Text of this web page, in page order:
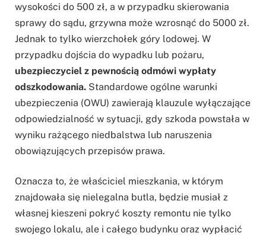
wysokości do 500 zł, a w przypadku skierowania
sprawy do sądu, grzywna może wzrosnąć do 5000 zł.
Jednak to tylko wierzchołek góry lodowej. W
przypadku dojścia do wypadku lub pożaru,
ubezpieczyciel z pewnością odmówi wypłaty
odszkodowania. Standardowe ogólne warunki
ubezpieczenia (OWU) zawierają klauzule wyłączające
odpowiedzialność w sytuacji, gdy szkoda powstała w
wyniku rażącego niedbalstwa lub naruszenia
obowiązujących przepisów prawa.
Oznacza to, że właściciel mieszkania, w którym
znajdowała się nielegalna butla, będzie musiał z
własnej kieszeni pokryć koszty remontu nie tylko
swojego lokalu, ale i całego budynku oraz wypłacić